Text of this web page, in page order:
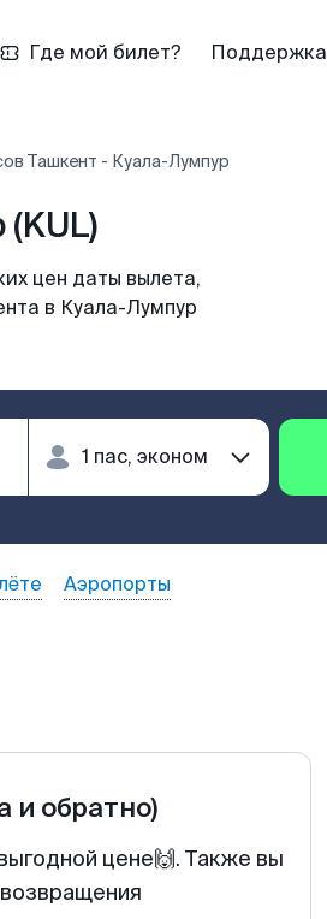
Где мой билет? Поддержка
Ташкент - Куала-Лумпур
цен даты вылета,
в Куала-Лумпур
Аэропорты
и обратно)
цене🙌. Также вы